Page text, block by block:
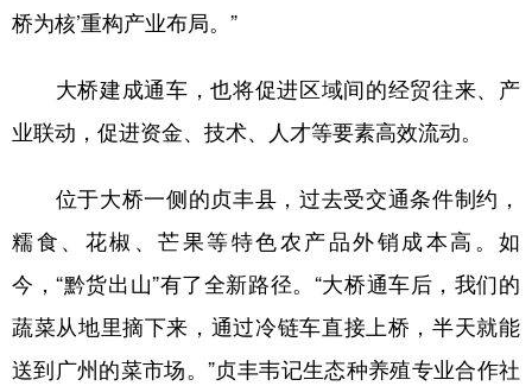
桥为核’重构产业布局。”
大桥建成通车，也将促进区域间的经贸往来、产
业联动，促进资金、技术、人才等要素高效流动。
位于大桥一侧的贞丰县，过去受交通条件制约，
糯食、花椒、芒果等特色农产品外销成本高。如
今，“黔货出山”有了全新路径。“大桥通车后，我们的
蔬菜从地里摘下来，通过冷链车直接上桥，半天就能
送到广州的菜市场。”贞丰韦记生态种养殖专业合作社